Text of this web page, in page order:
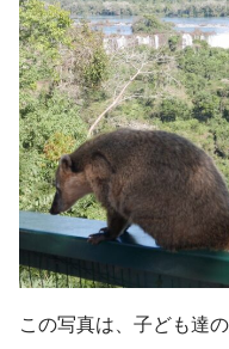
この写真は、子ども達